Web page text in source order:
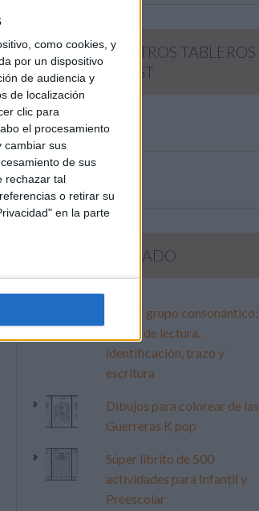
como cookies, y
por un dispositivo
de audiencia y
de localización
clic para
el procesamiento
cambiar sus
de sus
rechazar tal
o retirar su
en la parte
SIGUE NUESTROS TABLEROS
EN PINTEREST
LO MÁS VISITADO
Primer grupo consonántico:
Fichas de lectura,
identificación, trazo y
escritura
Dibujos para colorear de las
Guerreras K pop
Súper librito de 500
actividades para Infantil y
Preescolar